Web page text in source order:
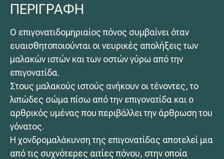
ΠΕΡΙΓΡΑΦΗ
Ο επιγονατιδομηριαίος πόνος συμβαίνει όταν
ευαισθητοποιούνται οι νευρικές απολήξεις των
μαλακών ιστών και των οστών γύρω από την
επιγονατίδα.
Στους μαλακούς ιστούς ανήκουν οι τένοντες, το
λιπώδες σώμα πίσω από την επιγονατίδα και ο
αρθρικός υμένας που περιβάλλει την άρθρωση του
γόνατος.
Η χονδρομαλάκυνση της επιγονατίδας αποτελεί μια
από τις συχνότερες αιτίες πόνου, στην οποία